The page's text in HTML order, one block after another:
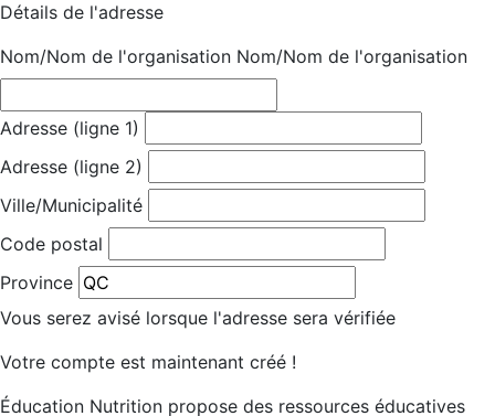
Détails de l'adresse
Nom/Nom de l'organisation Nom/Nom de l'organisation
Adresse (ligne 1)
Adresse (ligne 2)
Ville/Municipalité
Code postal
Province
Vous serez avisé lorsque l'adresse sera vérifiée
Votre compte est maintenant créé !
Éducation Nutrition propose des ressources éducatives